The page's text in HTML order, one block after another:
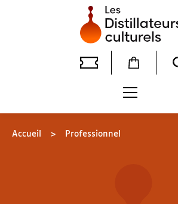
Accueil > Professionnel